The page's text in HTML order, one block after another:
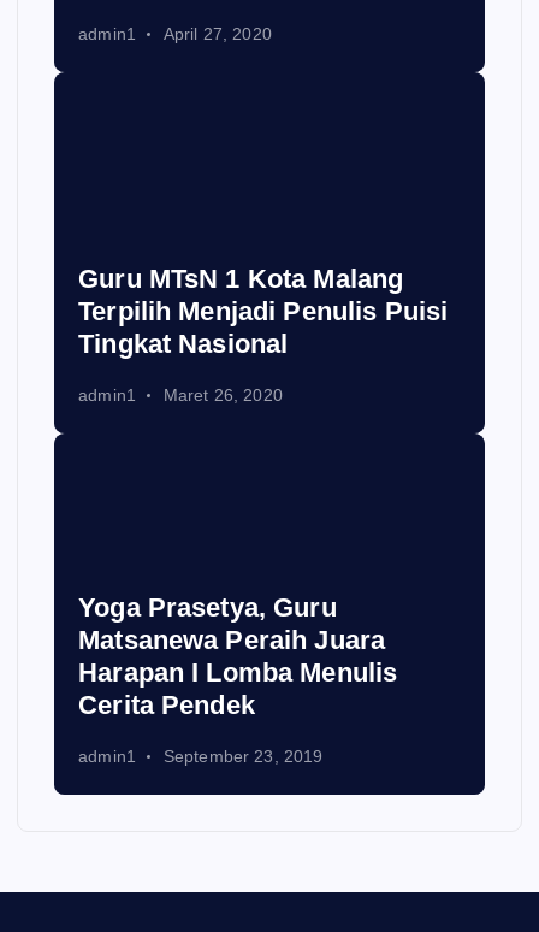
admin1 April 27, 2020
Guru MTsN 1 Kota Malang
Terpilih Menjadi Penulis Puisi
Tingkat Nasional
admin1 Maret 26, 2020
Yoga Prasetya, Guru
Matsanewa Peraih Juara
Harapan I Lomba Menulis
Cerita Pendek
admin1 September 23, 2019